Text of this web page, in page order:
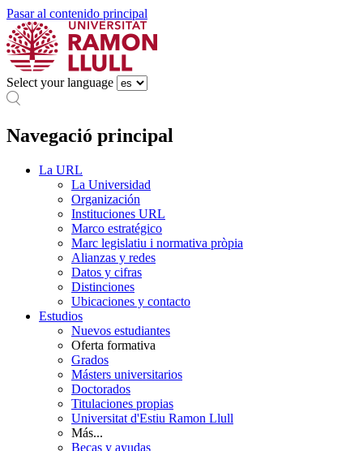
Pasar al contenido principal
Select your language
Navegació principal
La URL
La Universidad
Organización
Instituciones URL
Marco estratégico
Marc legislatiu i normativa pròpia
Alianzas y redes
Datos y cifras
Distinciones
Ubicaciones y contacto
Estudios
Nuevos estudiantes
Oferta formativa
Grados
Másters universitarios
Doctorados
Titulaciones propias
Universitat d'Estiu Ramon Llull
Más...
Becas y ayudas